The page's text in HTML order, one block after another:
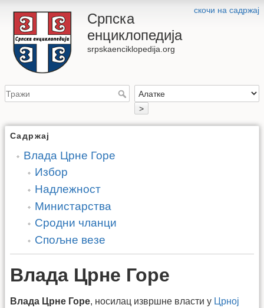
скочи на садржај
Српска
енциклопедија
srpskaenciklopedija.org
>
Садржај
Влада Црне Горе
Избор
Надлежност
Министарства
Сродни чланци
Спољне везе
Влада Црне Горе
Влада Црне Горе, носилац извршне власти у Црној